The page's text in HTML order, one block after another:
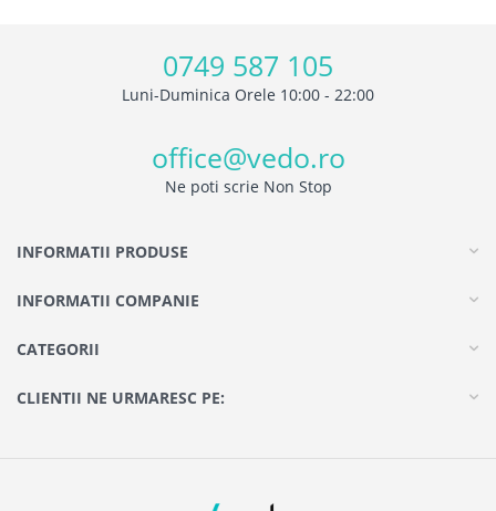
0749 587 105
Luni-Duminica Orele 10:00 - 22:00
office@vedo.ro
Ne poti scrie Non Stop
INFORMATII PRODUSE
INFORMATII COMPANIE
CATEGORII
CLIENTII NE URMARESC PE: